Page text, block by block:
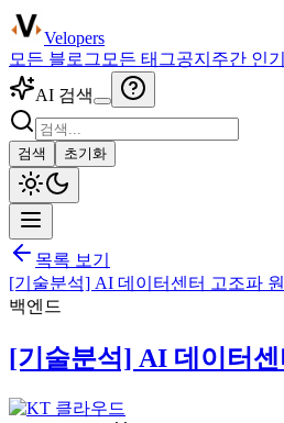
Velopers
모든 블로그 모든 태그공지 주간 인
AI 검색
검색 초기화
목록 보기
[기술분석] AI 데이터센터 고조파
백엔드
[기술분석] AI 데이터